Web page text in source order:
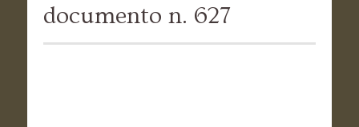
documento n. 627